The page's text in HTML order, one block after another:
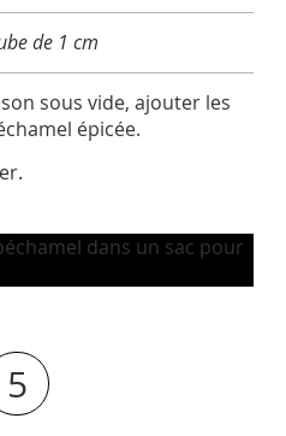
de 1 cm
sous vide, ajouter les
épicée.
5